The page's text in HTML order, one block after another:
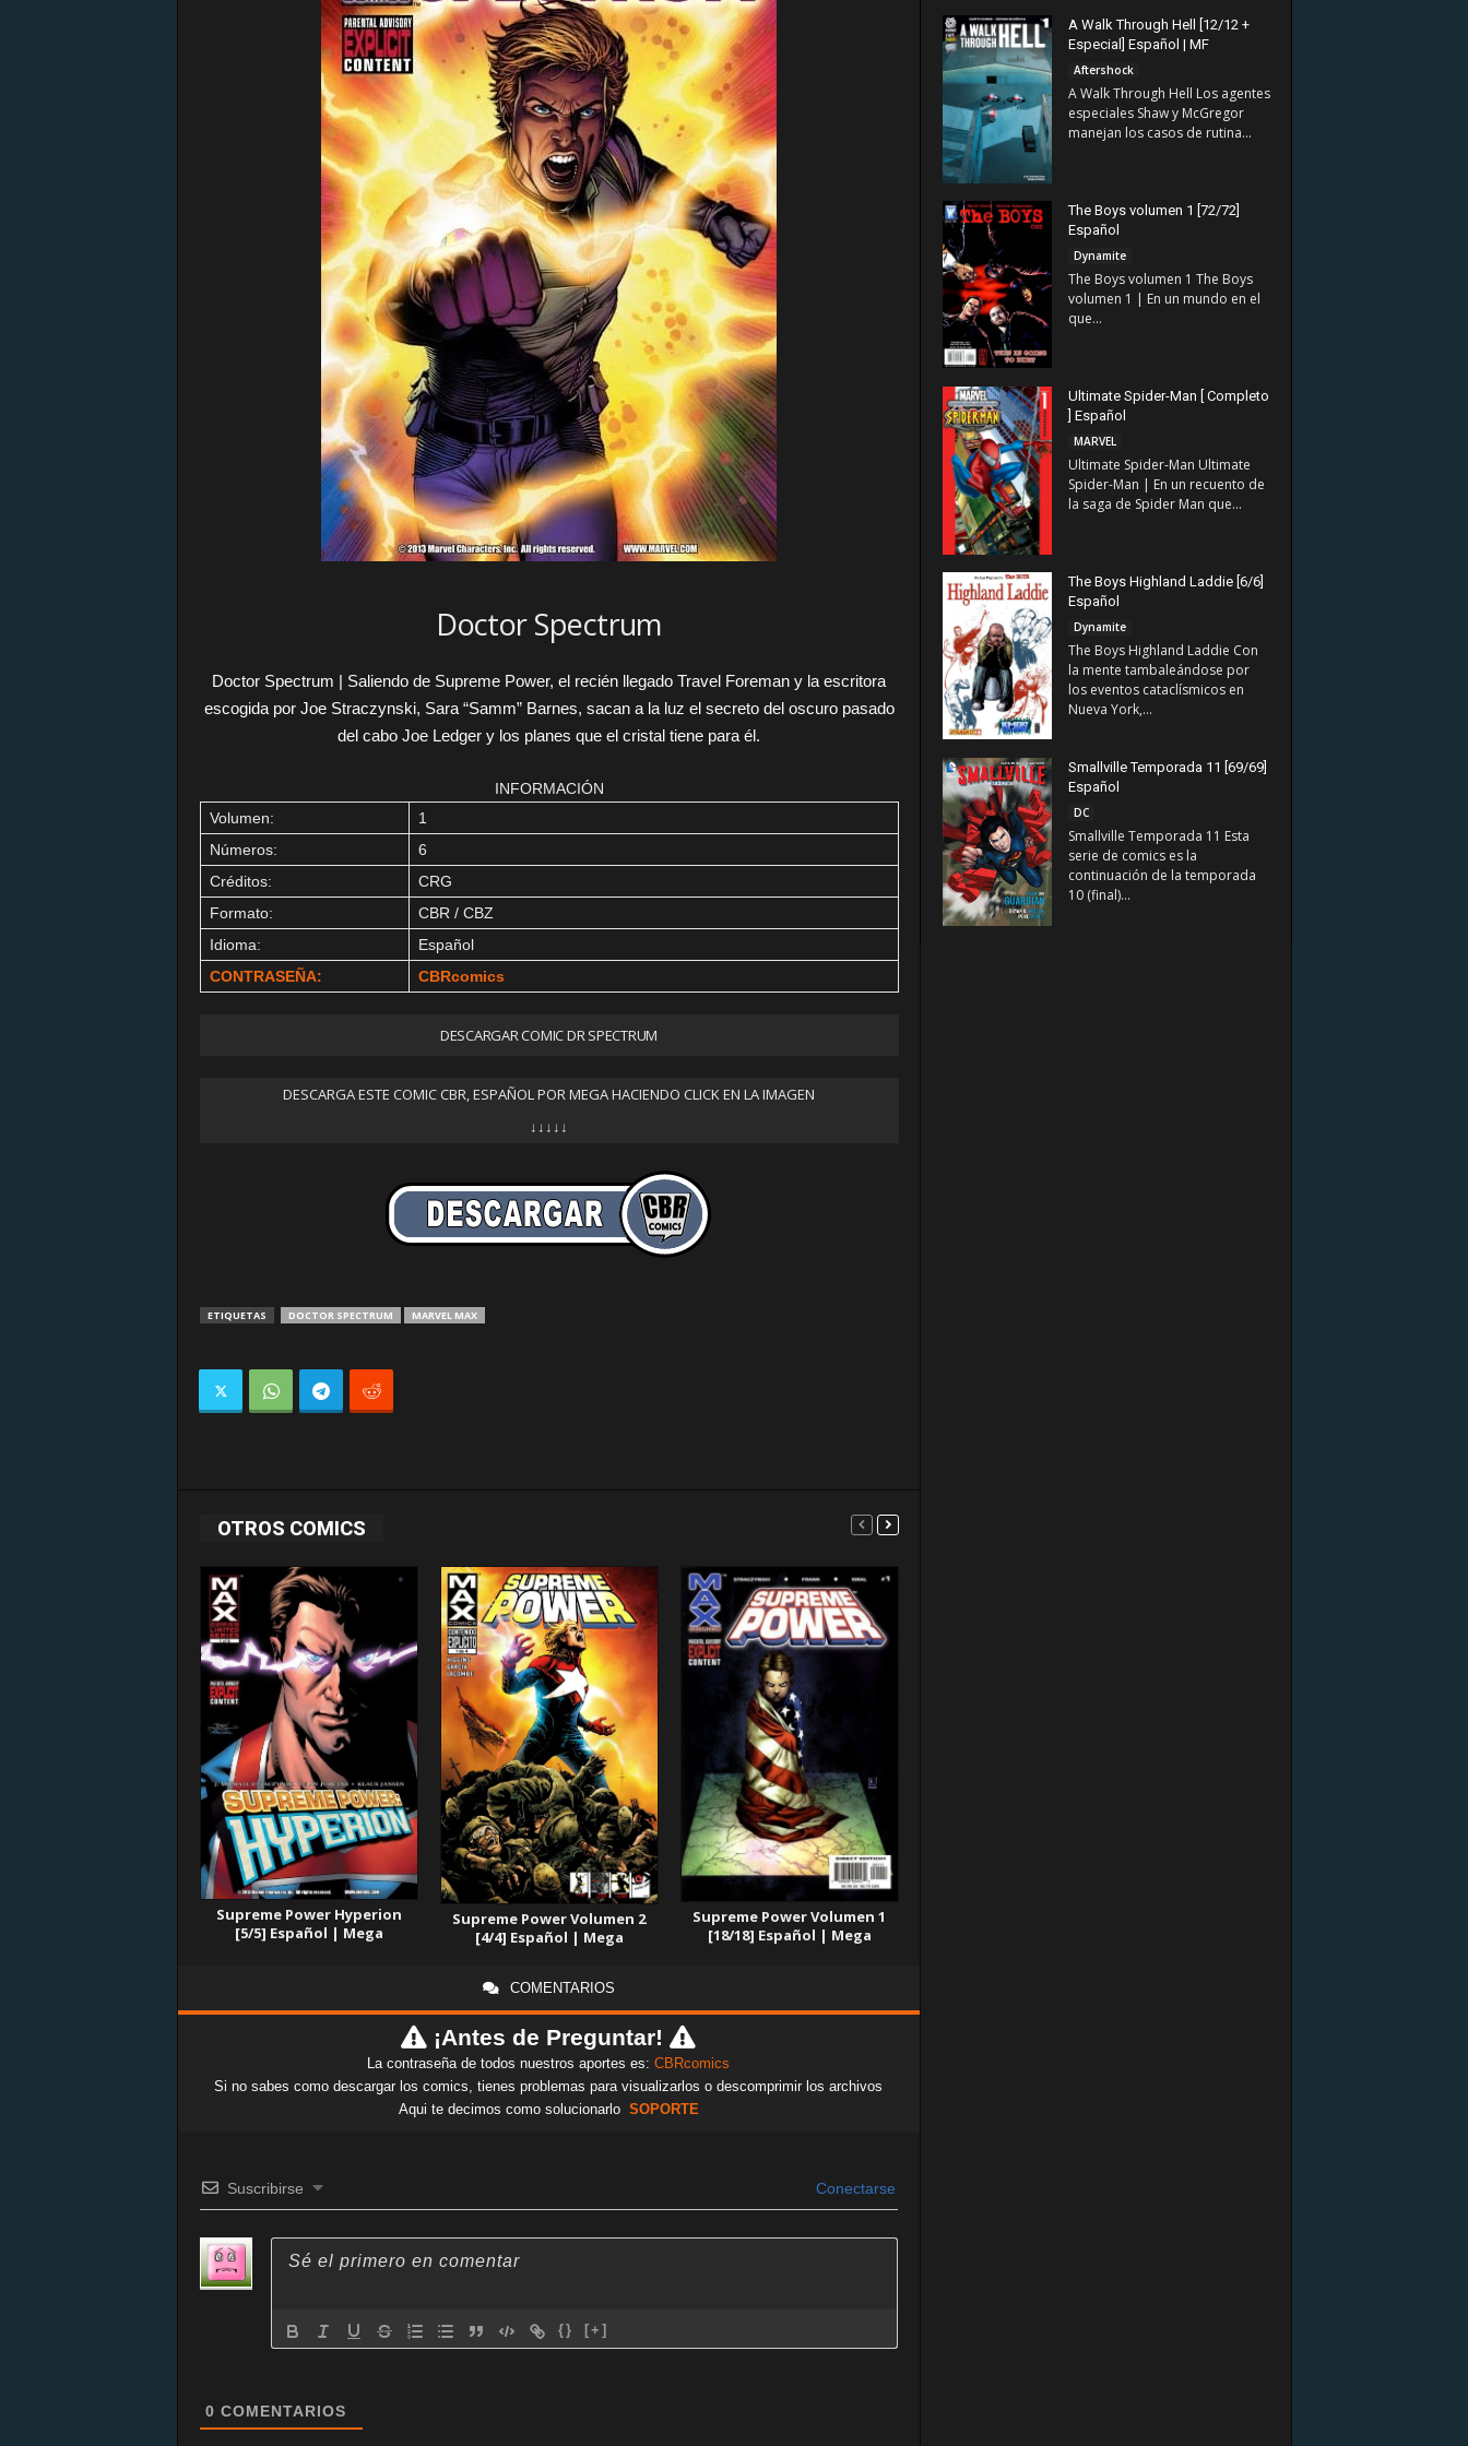
Doctor Spectrum
Doctor Spectrum | Saliendo de Supreme Power, el recién llegado Travel Foreman y la escritora
escogida por Joe Straczynski, Sara “Samm” Barnes, sacan a la luz el secreto del oscuro pasado
del cabo Joe Ledger y los planes que el cristal tiene para él.
INFORMACIÓN
Volumen:
1
Números:
6
Créditos:
CRG
Formato:
CBR / CBZ
Idioma:
Español
CONTRASEÑA:
CBRcomics
DESCARGAR COMIC DR SPECTRUM
DESCARGA ESTE COMIC CBR, ESPAÑOL POR MEGA HACIENDO CLICK EN LA IMAGEN
↓↓↓↓↓
ETIQUETAS DOCTOR SPECTRUM MARVEL MAX
OTROS COMICS
Supreme Power Hyperion
[5/5] Español | Mega
Supreme Power Volumen 2
[4/4] Español | Mega
Supreme Power Volumen 1
[18/18] Español | Mega
COMENTARIOS
¡Antes de Preguntar!
La contraseña de todos nuestros aportes es: CBRcomics
Si no sabes como descargar los comics, tienes problemas para visualizarlos o descomprimir los archivos
Aqui te decimos como solucionarlo SOPORTE
Suscribirse Conectarse
{} [+]
0 COMENTARIOS
A Walk Through Hell [12/12 +
Especial] Español | MF
Aftershock
A Walk Through Hell Los agentes
especiales Shaw y McGregor
manejan los casos de rutina...
The Boys volumen 1 [72/72]
Español
Dynamite
The Boys volumen 1 The Boys
volumen 1 | En un mundo en el
que...
Ultimate Spider-Man [ Completo
] Español
MARVEL
Ultimate Spider-Man Ultimate
Spider-Man | En un recuento de
la saga de Spider Man que...
The Boys Highland Laddie [6/6]
Español
Dynamite
The Boys Highland Laddie Con
la mente tambaleándose por
los eventos cataclísmicos en
Nueva York,...
Smallville Temporada 11 [69/69]
Español
DC
Smallville Temporada 11 Esta
serie de comics es la
continuación de la temporada
10 (final)...